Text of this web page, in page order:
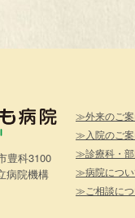
豊科3100
病院機構
外来のご
入院のご
診療科・
病院につ
ご相談に